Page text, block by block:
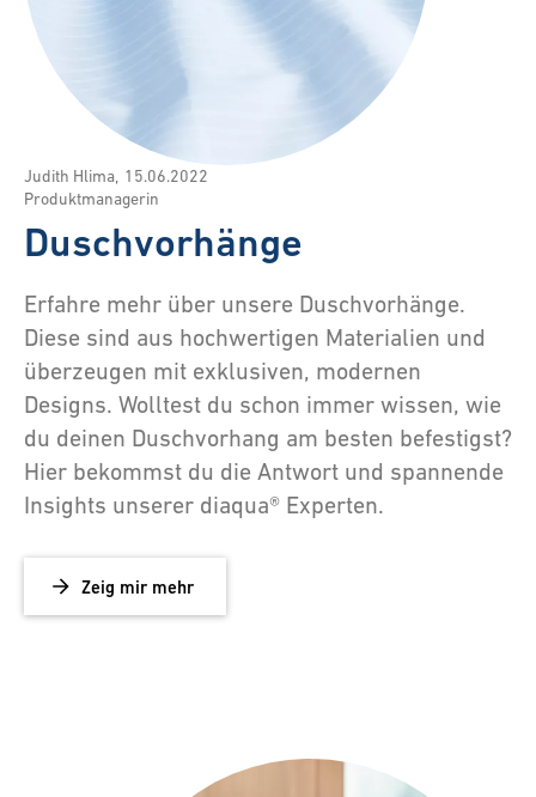
Judith Hlima
15.06.2022
Produktmanagerin
Duschvorhänge
Erfahre mehr über unsere Duschvorhänge.
Diese sind aus hochwertigen Materialien und
überzeugen mit exklusiven, modernen
Designs. Wolltest du schon immer wissen, wie
du deinen Duschvorhang am besten befestigst?
Hier bekommst du die Antwort und spannende
Insights unserer diaqua® Experten.
Zeig mir mehr